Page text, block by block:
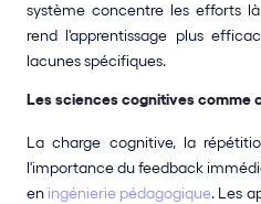
système concentre les efforts
rend l'apprentissage plus
lacunes spécifiques.
Les sciences cognitives comme
La charge cognitive, la
l'importance du feedback
en ingénierie pédagogique. Les